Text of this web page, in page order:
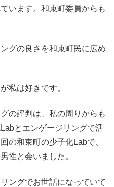
います。和束町委員からも
グの良さを和束町民に広め
私は好きです。
の評判は、私の周りからも
とエンゲージリングで活
の和束町の少子化Labで、
性と会いました。
ングでお世話になっていて